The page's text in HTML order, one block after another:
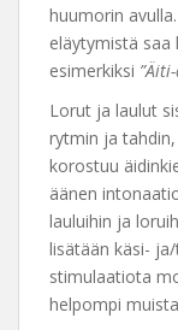
huumorin
eläytymistä saa
esimerkiksi
Lorut ja laulut
rytmin ja
korostuu
äänen
lauluihin ja
lisätään käsi-
stimulaatiota
helpompi